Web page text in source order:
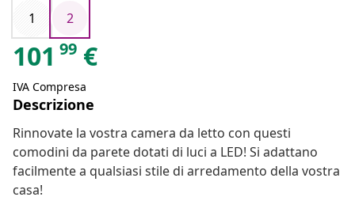
1
2
101 99 €
IVA Compresa
Descrizione
Rinnovate la vostra camera da letto con questi
comodini da parete dotati di luci a LED! Si adattano
facilmente a qualsiasi stile di arredamento della vostra
casa!